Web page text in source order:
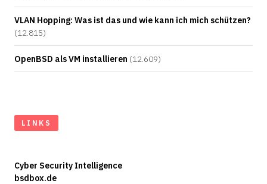
VLAN Hopping: Was ist das und wie kann ich mich schützen?
(12.815)
OpenBSD als VM installieren (12.609)
LINKS
Cyber Security Intelligence
bsdbox.de